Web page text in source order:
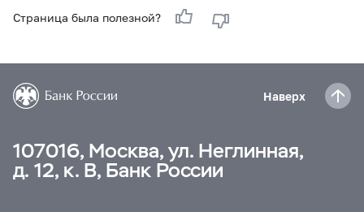
Страница была полезной?
Наверх
107016, Москва, ул. Неглинная,
д. 12, к. В, Банк России